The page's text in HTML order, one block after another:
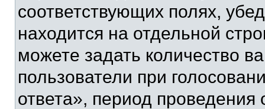
соответствующих полях,
находится на отдельной
можете задать количество
пользователи при
ответа», период проведения